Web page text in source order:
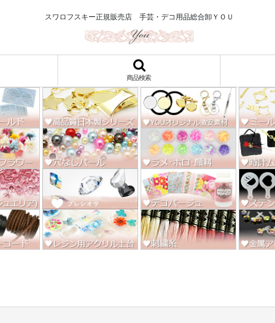
スワロフスキー正規販売店 手芸・デコ用品総合卸ＹＯＵ
商品検索